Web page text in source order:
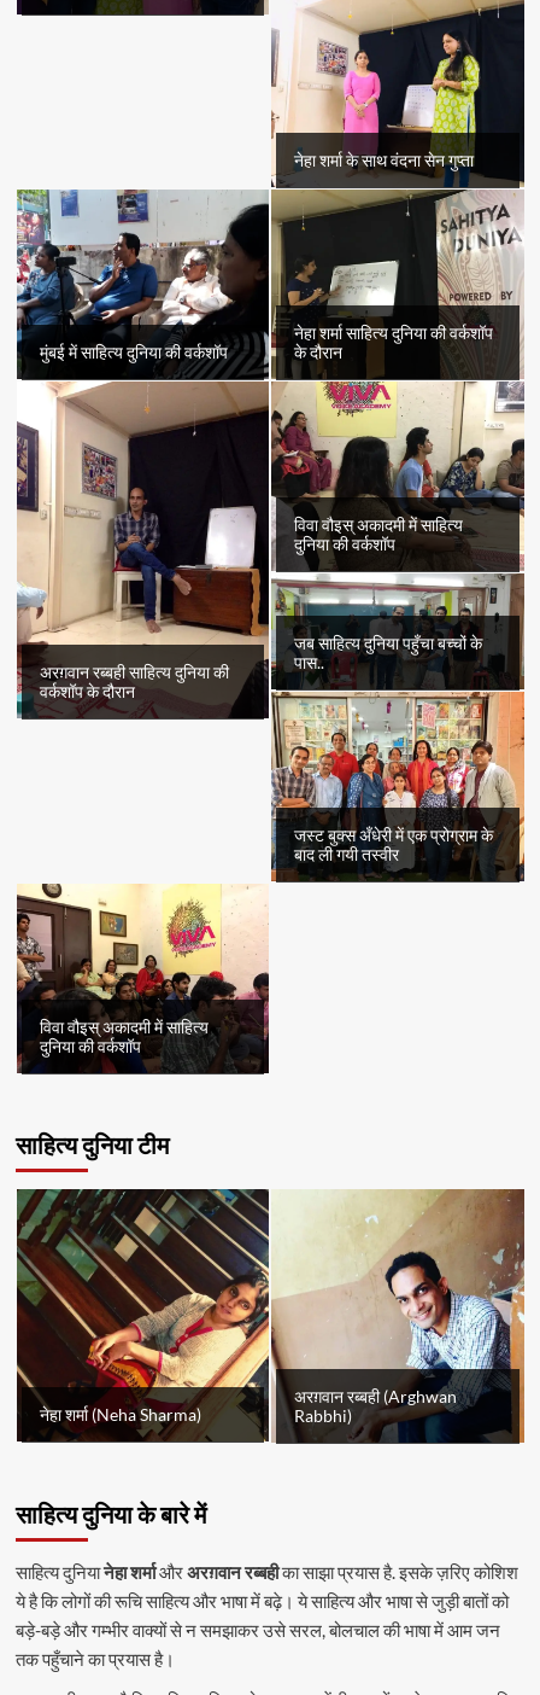
नेहा शर्मा के साथ वंदना सेन गुप्ता
मुंबई में साहित्य दुनिया की वर्कशॉप
नेहा शर्मा साहित्य दुनिया की वर्कशॉप
के दौरान
अरग़वान रब्बही साहित्य दुनिया की
वर्कशॉप के दौरान
विवा वौइस् अकादमी में साहित्य
दुनिया की वर्कशॉप
जब साहित्य दुनिया पहुँचा बच्चों के
पास..
जस्ट बुक्स अँधेरी में एक प्रोग्राम के
बाद ली गयी तस्वीर
विवा वौइस् अकादमी में साहित्य
दुनिया की वर्कशॉप
साहित्य दुनिया टीम
नेहा शर्मा (Neha Sharma)
अरग़वान रब्बही (Arghwan
Rabbhi)
साहित्य दुनिया के बारे में
साहित्य दुनियानेहा शर्माऔरअरग़वान रब्बहीका साझा प्रयास है. इसके ज़रिए कोशिश
ये है कि लोगों की रूचि साहित्य और भाषा में बढ़े। ये साहित्य और भाषा से जुड़ी बातों को
बड़े-बड़े और गम्भीर वाक्यों से न समझाकर उसे सरल, बोलचाल की भाषा में आम जन
तक पहुँचाने का प्रयास है।